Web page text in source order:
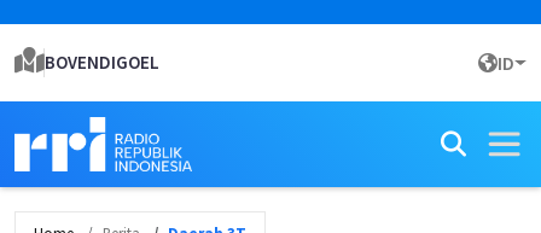
BOVENDIGOEL ID